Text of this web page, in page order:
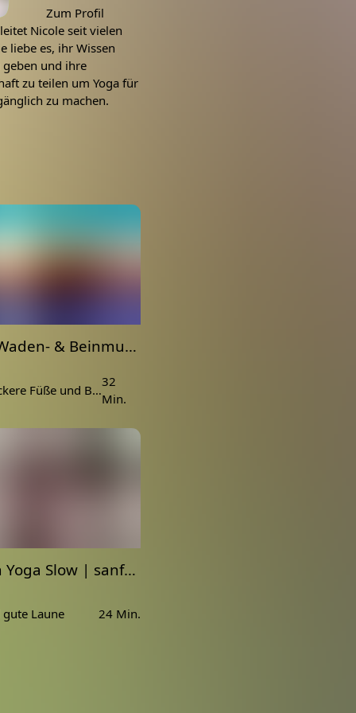
Zum Profil
Nicole seit vielen
liebe es, ihr Wissen
und ihre
zu teilen um Yoga für
zu machen.
30min Waden- & Beinmuskulatur lockern als wichtiger Bestandteil gesunder Füße
30min für lockere Füße und Beine
32
Min.
Morgen Yoga Slow | sanftes Dehnen für positive Stimmung
Laune 24 Min.